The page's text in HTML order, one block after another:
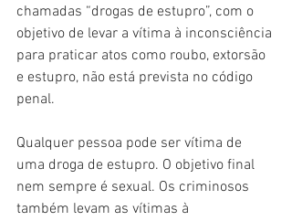
chamadas “drogas de estupro”, com o
objetivo de levar a vítima à inconsciência
para praticar atos como roubo, extorsão
e estupro, não está prevista no código
penal.
Qualquer pessoa pode ser vítima de
uma droga de estupro. O objetivo final
nem sempre é sexual. Os criminosos
também levam as vítimas à